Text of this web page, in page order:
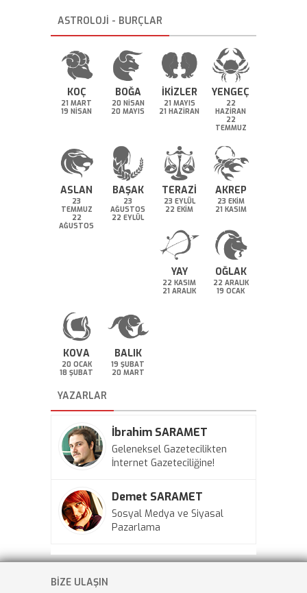
ASTROLOJİ - BURÇLAR
KOÇ
21 MART
19 NİSAN
BOĞA
20 NİSAN
20 MAYIS
İKİZLER
21 MAYIS
21 HAZİRAN
YENGEÇ
22
HAZİRAN
22
TEMMUZ
ASLAN
23
TEMMUZ
22
AĞUSTOS
BAŞAK
23
AĞUSTOS
22 EYLÜL
TERAZİ
23 EYLÜL
22 EKİM
AKREP
23 EKİM
21 KASIM
YAY
22 KASIM
21 ARALIK
OĞLAK
22 ARALIK
19 OCAK
KOVA
20 OCAK
18 ŞUBAT
BALIK
19 ŞUBAT
20 MART
YAZARLAR
İbrahim SARAMET
Geleneksel Gazetecilikten
İnternet Gazeteciliğine!
Demet SARAMET
Sosyal Medya ve Siyasal
Pazarlama
BİZE ULAŞIN